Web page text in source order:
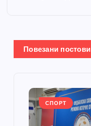
њ
е
Повезани постови
СПОРТ